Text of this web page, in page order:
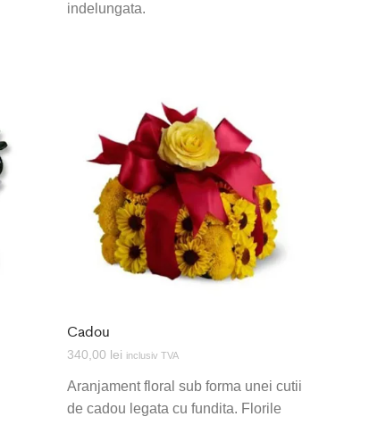
indelungata.
Cadou
340,00 lei inclusiv TVA
Aranjament floral sub forma unei cutii
de cadou legata cu fundita. Florile